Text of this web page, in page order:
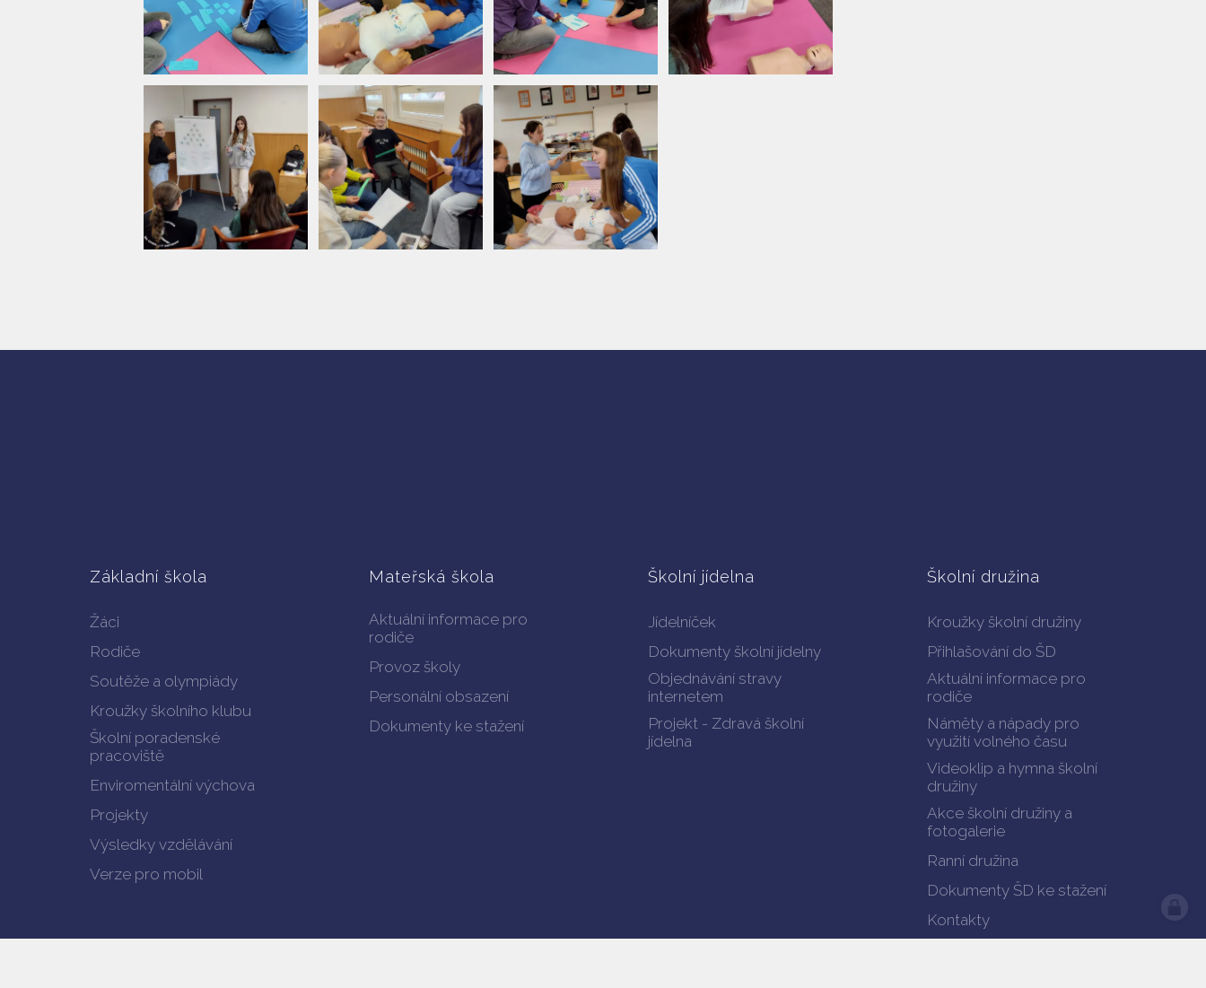
Základní škola
Žáci
Rodiče
Soutěže a olympiády
Kroužky školního klubu
Školní poradenské
pracoviště
Enviromentální výchova
Projekty
Výsledky vzdělávání
Verze pro mobil
Mateřská škola
Aktuální informace pro
rodiče
Provoz školy
Personální obsazení
Dokumenty ke stažení
Školní jídelna
Jídelníček
Dokumenty školní jídelny
Objednávání stravy
internetem
Projekt - Zdravá školní
jídelna
Školní družina
Kroužky školní družiny
Přihlašování do ŠD
Aktuální informace pro
rodiče
Náměty a nápady pro
využití volného času
Videoklip a hymna školní
družiny
Akce školní družiny a
fotogalerie
Ranní družina
Dokumenty ŠD ke stažení
Kontakty